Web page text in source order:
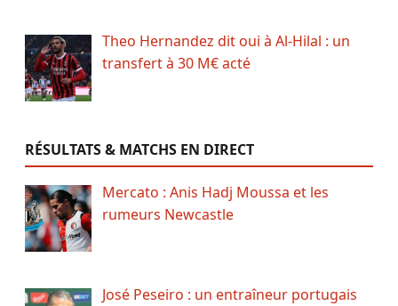
Theo Hernandez dit oui à Al-Hilal : un
transfert à 30 M€ acté
RÉSULTATS & MATCHS EN DIRECT
Mercato : Anis Hadj Moussa et les
rumeurs Newcastle
José Peseiro : un entraîneur portugais